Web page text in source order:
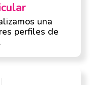
una
perfiles de